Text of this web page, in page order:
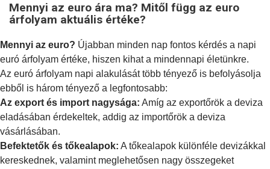
Mennyi az euro ára ma? Mitől függ az euro
árfolyam aktuális értéke?
Mennyi az euro? Újabban minden nap fontos kérdés a napi
euró árfolyam értéke, hiszen kihat a mindennapi életünkre.
Az euró árfolyam napi alakulását több tényező is befolyásolja
ebből is három tényező a legfontosabb:
Az export és import nagysága: Amíg az exportőrök a deviza
eladásában érdekeltek, addig az importőrök a deviza
vásárlásában.
Befektetők és tőkealapok: A tőkealapok különféle devizákkal
kereskednek, valamint meglehetősen nagy összegeket